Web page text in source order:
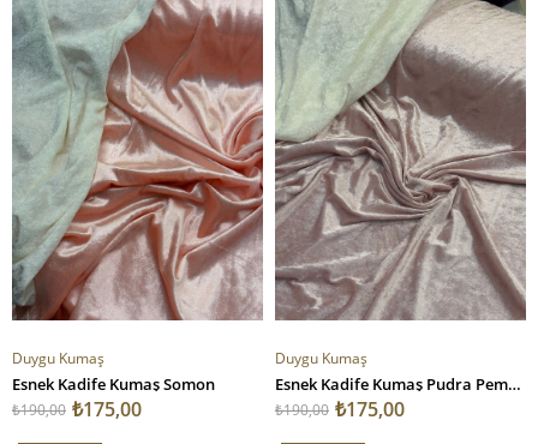
%8İndirim
Duygu Kumaş
Esnek Kadife Kumaş Somon
₺175,00
₺190,00
%8İndirim
Duygu Kumaş
Esnek Kadife Kumaş Pudra Pembesi
₺175,00
₺190,00